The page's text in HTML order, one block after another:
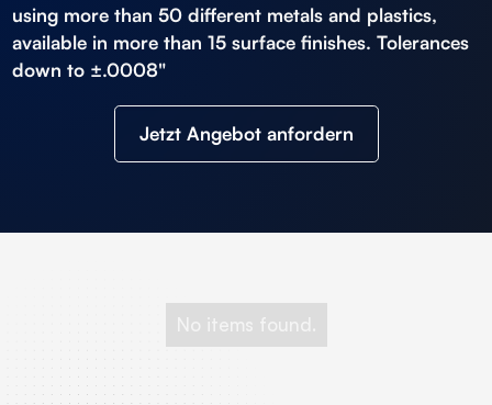
using more than 50 different metals and plastics,
available in more than 15 surface finishes. Tolerances
down to ±.0008"
Jetzt Angebot anfordern
No items found.